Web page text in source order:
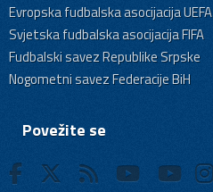
Evropska fudbalska asocijacija UEFA
Svjetska fudbalska asocijacija FIFA
Fudbalski savez Republike Srpske
Nogometni savez Federacije BiH
Povežite se